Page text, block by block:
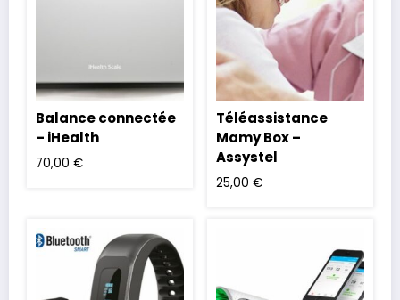
Balance connectée
– iHealth
70,00 €
Téléassistance
Mamy Box –
Assystel
25,00 €